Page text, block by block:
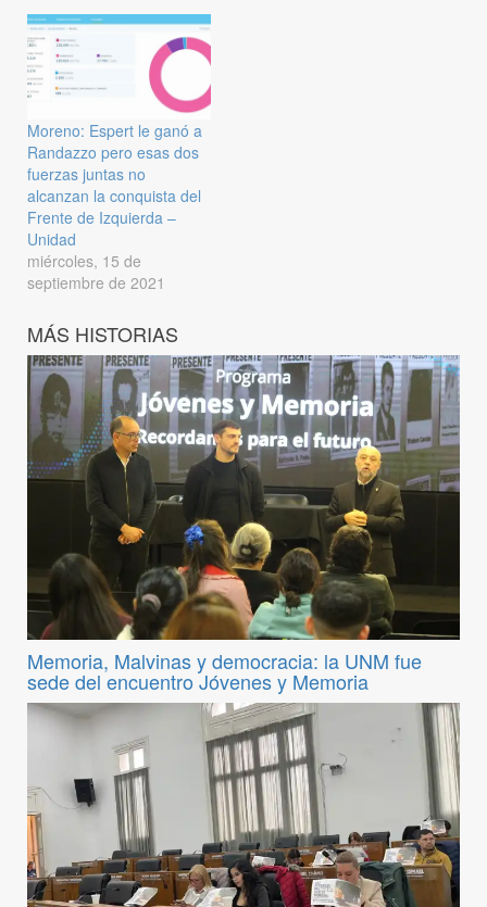
Moreno: Espert le ganó a
Randazzo pero esas dos
fuerzas juntas no
alcanzan la conquista del
Frente de Izquierda –
Unidad
miércoles, 15 de
septiembre de 2021
MÁS HISTORIAS
Memoria, Malvinas y democracia: la UNM fue
sede del encuentro Jóvenes y Memoria